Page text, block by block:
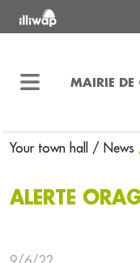
MAIRIE DE
Your town hall / News
ALERTE